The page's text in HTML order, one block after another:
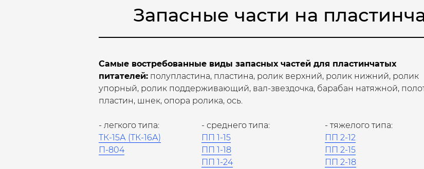
Запасные части на
Самые востребованные виды запасных частей для пластинчатых
питателей: полупластина, пластина, ролик верхний, ролик нижний, ролик
упорный, ролик поддерживающий, вал-звездочка, барабан натяжной,
пластин, шнек, опора ролика, ось.
- среднего типа:
ПП 1-15
ПП 1-18
ПП 1-24
- легкого типа:
ТК-15А (ТК-16А)
П-804
- тяжелого типа:
ПП 2-12
ПП 2-15
ПП 2-18